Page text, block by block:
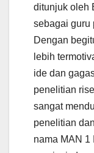
ditunjuk oleh
sebagai guru
Dengan
lebih
ide dan
penelitian
sangat
penelitian
nama MAN 1